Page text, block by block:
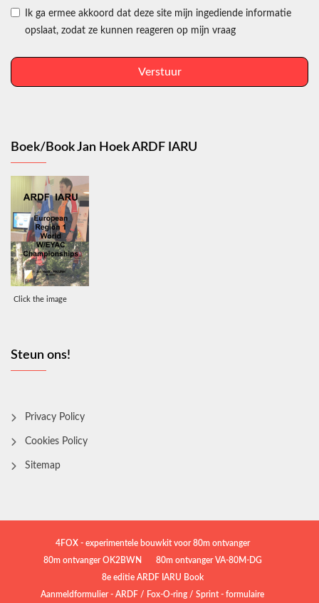
Ik ga ermee akkoord dat deze site mijn ingediende informatie
opslaat, zodat ze kunnen reageren op mijn vraag
Verstuur
Boek/Book Jan Hoek ARDF IARU
Click the image
Steun ons!
Privacy Policy
Cookies Policy
Sitemap
4FOX - experimentele bouwkit voor 80m ontvanger
80m ontvanger OK2BWN
80m ontvanger VA-80M-DG
8e editie ARDF IARU Book
Aanmeldformulier - ARDF / Fox-O-ring / Sprint - formulaire